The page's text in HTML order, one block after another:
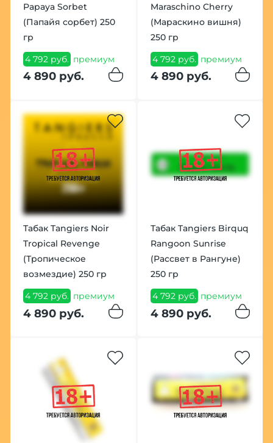
Papaya Sorbet
(Папайя сорбет) 250
гр
4 792 руб. премиум
4 890 руб.
Maraschino Cherry
(Мараскино вишня)
250 гр
4 792 руб. премиум
4 890 руб.
Табак Tangiers Noir
Tropical Revenge
(Тропическое
возмездие) 250 гр
4 792 руб. премиум
4 890 руб.
Табак Tangiers Birquq
Rangoon Sunrise
(Рассвет в Рангуне)
250 гр
4 792 руб. премиум
4 890 руб.